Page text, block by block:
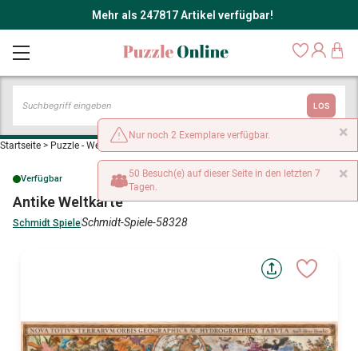
Mehr als 247817 Artikel verfügbar!
LOS
Startseite > Puzzle - Weltkarten
Verfügbar
Antike Weltkarte
Schmidt SpieleSchmidt-Spiele-58328
×
Nur noch 2 Exemplare verfügbar.
×
50 Besuch(e) auf dieser Seite in den letzten 7
Tagen.